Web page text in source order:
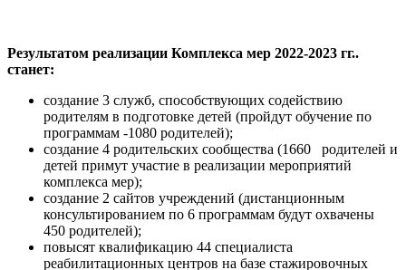
Результатом реализации Комплекса мер 2022-2023 гг..
станет:
создание 3 служб, способствующих содействию
родителям в подготовке детей (пройдут обучение по
программам -1080 родителей);
создание 4 родительских сообщества (1660 родителей и
детей примут участие в реализации мероприятий
комплекса мер);
создание 2 сайтов учреждений (дистанционным
консультированием по 6 программам будут охвачены
450 родителей);
повысят квалификацию 44 специалиста
реабилитационных центров на базе стажировочных